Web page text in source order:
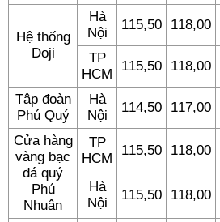
Hệ thống
Doji
Hà
Nội
115,50 118,00
TP
HCM
115,50 118,00
Tập đoàn
Phú Quý
Hà
Nội
114,50 117,00
Cửa hàng
vàng bạc
đá quý
Phú
Nhuận
TP
HCM
115,50 118,00
Hà
Nội
115,50 118,00